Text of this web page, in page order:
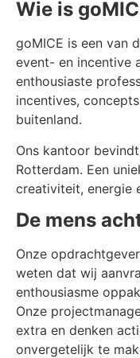
Wie is
goMICE is een van
event- en incentive
enthousiaste
incentives,
buitenland.
Ons kantoor
Rotterdam. Een
creativiteit, energie
De mens
Onze
weten dat wij
enthousiasme
Onze
extra en denken
onvergetelijk te